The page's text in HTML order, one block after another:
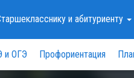
и абитуриенту
и ОГЭ Профориентация